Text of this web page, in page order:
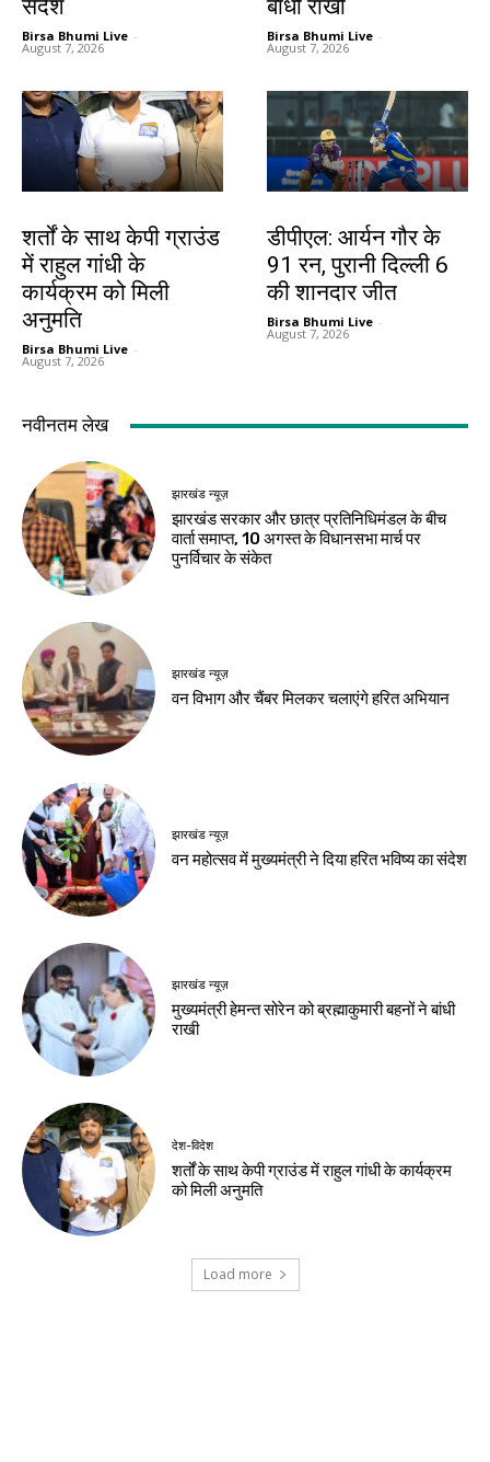
संदेश
Birsa Bhumi Live -
August 7, 2026
बांधी राखी
Birsa Bhumi Live -
August 7, 2026
शर्तों के साथ केपी ग्राउंड
में राहुल गांधी के
कार्यक्रम को मिली
अनुमति
Birsa Bhumi Live -
August 7, 2026
डीपीएल: आर्यन गौर के
91 रन, पुरानी दिल्ली 6
की शानदार जीत
Birsa Bhumi Live -
August 7, 2026
नवीनतम लेख
झारखंड न्यूज़
झारखंड सरकार और छात्र प्रतिनिधिमंडल के बीच
वार्ता समाप्त, 10 अगस्त के विधानसभा मार्च पर
पुनर्विचार के संकेत
झारखंड न्यूज़
वन विभाग और चैंबर मिलकर चलाएंगे हरित अभियान
झारखंड न्यूज़
वन महोत्सव में मुख्यमंत्री ने दिया हरित भविष्य का संदेश
झारखंड न्यूज़
मुख्यमंत्री हेमन्त सोरेन को ब्रह्माकुमारी बहनों ने बांधी
राखी
देश-विदेश
शर्तों के साथ केपी ग्राउंड में राहुल गांधी के कार्यक्रम
को मिली अनुमति
Load more